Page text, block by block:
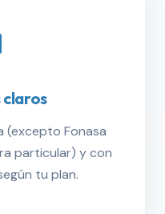
claros
(excepto Fonasa
particular) y con
tu plan.